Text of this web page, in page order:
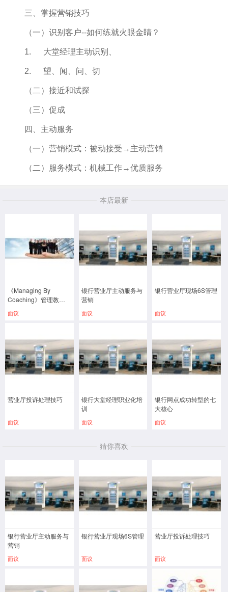
三、掌握营销技巧
（一）识别客户--如何练就火眼金睛？
1. 大堂经理主动识别、
2. 望、闻、问、切
（二）接近和试探
（三）促成
四、主动服务
（一）营销模式：被动接受→主动营销
（二）服务模式：机械工作→优质服务
本店最新
《Managing By
Coaching》管理教练
面议
银行营业厅主动服务与
营销
面议
银行营业厅现场6S管理
面议
营业厅投诉处理技巧
面议
银行大堂经理职业化培
训
面议
银行网点成功转型的七
大核心
面议
猜你喜欢
银行营业厅主动服务与
营销
面议
银行营业厅现场6S管理
面议
营业厅投诉处理技巧
面议